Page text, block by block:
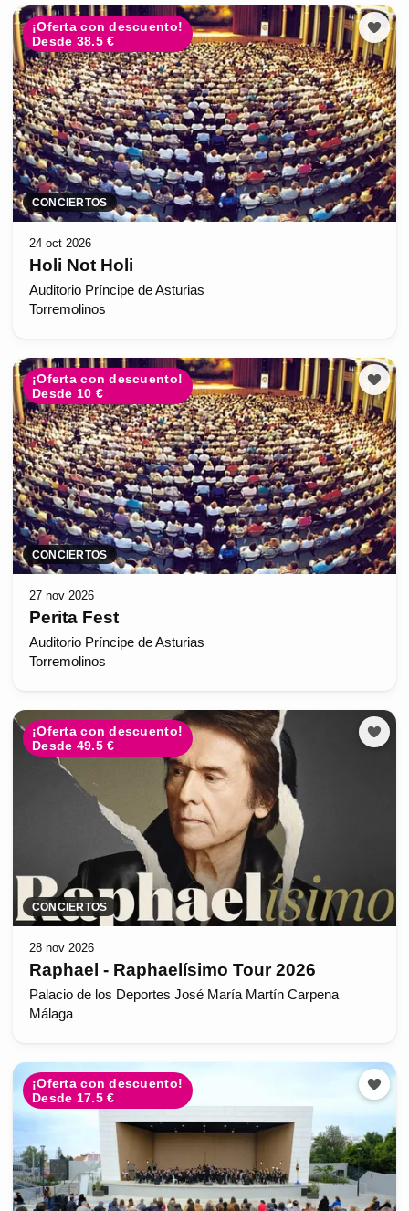
¡Oferta con descuento!
Desde 38.5 €
CONCIERTOS
24 oct 2026
Holi Not Holi
Auditorio Príncipe de Asturias
Torremolinos
¡Oferta con descuento!
Desde 10 €
CONCIERTOS
27 nov 2026
Perita Fest
Auditorio Príncipe de Asturias
Torremolinos
¡Oferta con descuento!
Desde 49.5 €
CONCIERTOS
28 nov 2026
Raphael - Raphaelísimo Tour 2026
Palacio de los Deportes José María Martín Carpena
Málaga
¡Oferta con descuento!
Desde 17.5 €